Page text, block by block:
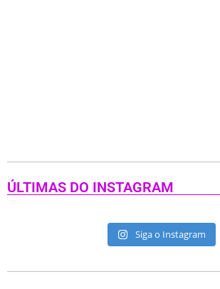
ÚLTIMAS DO INSTAGRAM
Siga o Instagram